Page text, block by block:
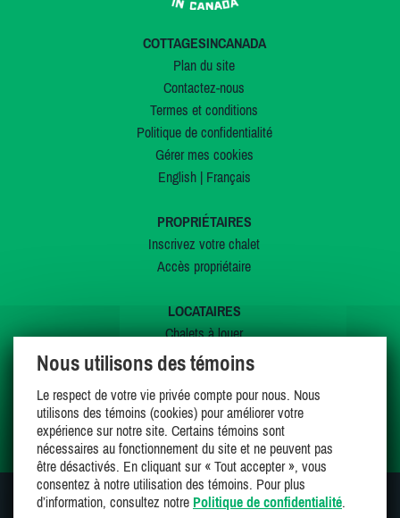
COTTAGESINCANADA
Plan du site
Contactez-nous
Termes et conditions
Politique de confidentialité
Gérer mes cookies
English| Français
PROPRIÉTAIRES
Inscrivez votre chalet
Accès propriétaire
LOCATAIRES
Chalets à louer
Chalets à vendre
Offres spéciales
Mes favoris
SUIVEZ-NOUS SUR
Nous utilisons des témoins
Le respect de votre vie privée compte pour nous. Nous
utilisons des témoins (cookies) pour améliorer votre
expérience sur notre site. Certains témoins sont
nécessaires au fonctionnement du site et ne peuvent pas
être désactivés. En cliquant sur « Tout accepter », vous
consentez à notre utilisation des témoins. Pour plus
d’information, consultez notre Politique de confidentialité.